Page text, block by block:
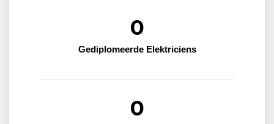
Gediplomeerde Elektriciens
0
0